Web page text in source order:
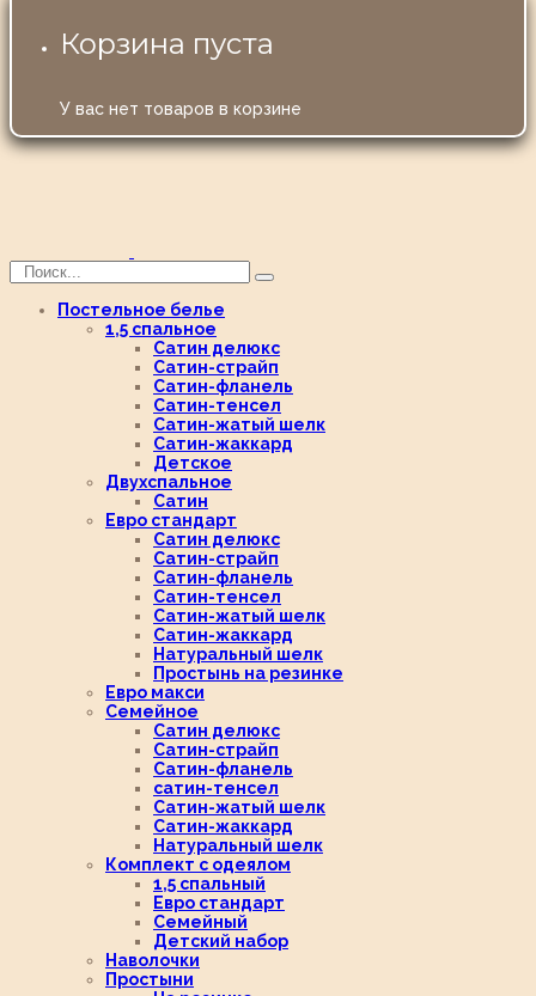
Корзина пуста
У вас нет товаров в корзине
Постельное белье
1,5 спальное
Сатин делюкс
Сатин-страйп
Сатин-фланель
Сатин-тенсел
Сатин-жатый шелк
Сатин-жаккард
Детское
Двухспальное
Сатин
Евро стандарт
Сатин делюкс
Сатин-страйп
Сатин-фланель
Сатин-тенсел
Сатин-жатый шелк
Сатин-жаккард
Натуральный шелк
Простынь на резинке
Евро макси
Семейное
Сатин делюкс
Сатин-страйп
Сатин-фланель
сатин-тенсел
Сатин-жатый шелк
Сатин-жаккард
Натуральный шелк
Комплект с одеялом
1,5 спальный
Евро стандарт
Семейный
Детский набор
Наволочки
Простыни